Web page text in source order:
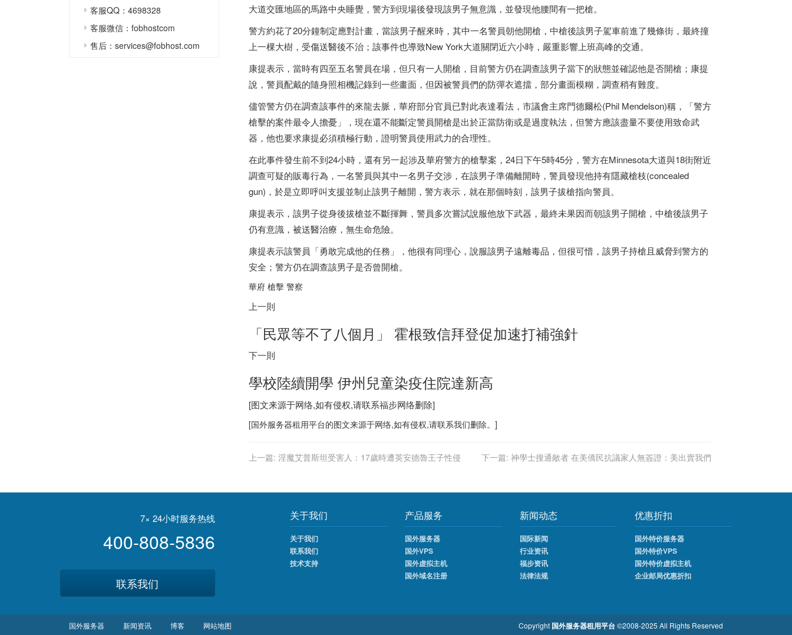
客服QQ：4698328
客服微信：fobhostcom
售后：services@fobhost.com
大道交匯地區的馬路中央睡覺，警方到現場後發現該男子無意識，並發現他腰間有一把槍。
警方約花了20分鐘制定應對計畫，當該男子醒來時，其中一名警員朝他開槍，中槍後該男子駕車前進了幾條街，最終撞
上一棵大樹，受傷送醫後不治；該事件也導致New York大道關閉近六小時，嚴重影響上班高峰的交通。
康提表示，當時有四至五名警員在場，但只有一人開槍，目前警方仍在調查該男子當下的狀態並確認他是否開槍；康提
說，警員配戴的隨身照相機記錄到一些畫面，但因被警員們的防彈衣遮擋，部分畫面模糊，調查稍有難度。
儘管警方仍在調查該事件的來龍去脈，華府部分官員已對此表達看法，市議會主席門德爾松(Phil Mendelson)稱，「警方
槍擊的案件最令人擔憂」，現在還不能斷定警員開槍是出於正當防衛或是過度執法，但警方應該盡量不要使用致命武
器，他也要求康提必須積極行動，證明警員使用武力的合理性。
在此事件發生前不到24小時，還有另一起涉及華府警方的槍擊案，24日下午5時45分，警方在Minnesota大道與18街附近
調查可疑的販毒行為，一名警員與其中一名男子交涉，在該男子準備離開時，警員發現他持有隱藏槍枝(concealed
gun)，於是立即呼叫支援並制止該男子離開，警方表示，就在那個時刻，該男子拔槍指向警員。
康提表示，該男子從身後拔槍並不斷揮舞，警員多次嘗試說服他放下武器，最終未果因而朝該男子開槍，中槍後該男子
仍有意識，被送醫治療，無生命危險。
康提表示該警員「勇敢完成他的任務」，他很有同理心，說服該男子遠離毒品，但很可惜，該男子持槍且威脅到警方的
安全；警方仍在調查該男子是否曾開槍。
華府 槍擊 警察
上一則
「民眾等不了八個月」 霍根致信拜登促加速打補強針
下一則
學校陸續開學 伊州兒童染疫住院達新高
[图文来源于网络,如有侵权,请联系福步网络删除]
[国外服务器租用平台的图文来源于网络,如有侵权,请联系我们删除。]
上一篇: 淫魔艾普斯坦受害人：17歲時遭英安德魯王子性侵 下一篇: 神學士搜通敵者 在美僑民抗議家人無簽證：美出賣我們
7× 24小时服务热线
400-808-5836
联系我们
关于我们
关于我们
联系我们
技术支持
产品服务
国外服务器
国外VPS
国外虚拟主机
国外域名注册
新闻动态
国际新闻
行业资讯
福步资讯
法律法规
优惠折扣
国外特价服务器
国外特价VPS
国外特价虚拟主机
企业邮局优惠折扣
国外服务器 新闻资讯 博客 网站地图 Copyright 国外服务器租用平台©2008-2025 All Rights Reserved